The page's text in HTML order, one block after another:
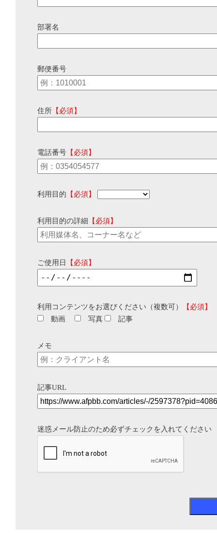
部署名
郵便番号
住所 【必須】
電話番号 【必須】
利用目的 【必須】
利用目的の詳細 【必須】
ご使用日 【必須】
利用コンテンツをお選びください（複数可）
【必須】
動画
写真 記事
メモ
記事URL
迷惑メール防止のため必ずチェックを入れてください